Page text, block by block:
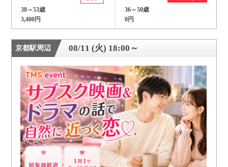
38～53歳
3,400円
36～50歳
0円
京都駅周辺 08/11 (火) 18:00～